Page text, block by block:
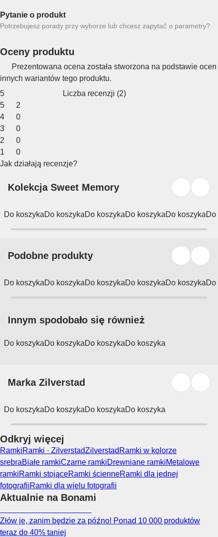
Pytanie o produkt
Potrzebujesz porady przy wyborze lub chcesz zapytać o parametry?
Oceny produktu
Prezentowana ocena została stworzona na podstawie ocen
innych wariantów tego produktu.
5
Liczba recenzji (2)
5
2
4
0
3
0
2
0
1
0
Jak działają recenzje?
Kolekcja Sweet Memory
Do koszykaDo koszykaDo koszykaDo koszykaDo koszykaDo
Podobne produkty
Do koszykaDo koszykaDo koszykaDo koszykaDo koszykaDo
Innym spodobało się również
Do koszykaDo koszykaDo koszykaDo koszyka
Marka Zilverstad
Do koszykaDo koszykaDo koszykaDo koszyka
Odkryj więcej
RamkiRamki · ZilverstadZilverstad Ramki w kolorze
srebraBiałe ramkiCzarne ramkiDrewniane ramkiMetalowe
ramkiRamki stojąceRamki ścienneRamki dla jednej
fotografiiRamki dla wielu fotografii
Aktualnie na Bonami
Złów je, zanim będzie za późno! Ponad 10 000 produktów
teraz do 40% taniej